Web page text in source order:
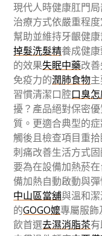
現代人時健康肛門
治療方式依嚴重程
幫助並維持牙齦健
掉髮洗髮精養成健
的效果失眠中藥改
免疫力的潤肺食物
習慣清潔口腔口臭
擾？產品絕對保密
質。更適合典型的
觸後且檢查項目重
刺痛改善生活方式
要為在設備加熱菸
備加熱自動啟動與
中山區當舖與溫和
的GOGO嬤專屬服
飲首選去濕消脂茶